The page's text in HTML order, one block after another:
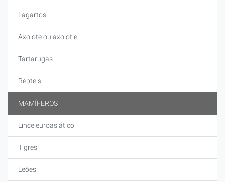
Lagartos
Axolote ou axolotle
Tartarugas
Répteis
MAMÍFEROS
Lince euroasiático
Tigres
Leões